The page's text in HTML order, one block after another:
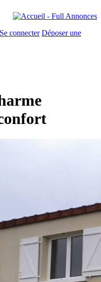
Se connecter Déposer une